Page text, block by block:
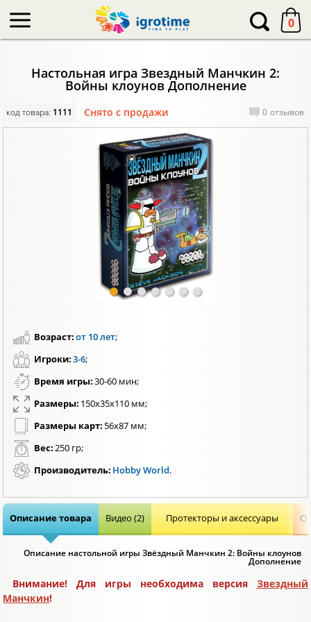
0
Настольная игра Звездный Манчкин 2:
Войны клоунов Дополнение
код товара: 1111 Снято с продажи 0 отзывов
Возраст:от 10 лет;
Игроки:3-6;
Время игры:30-60 мин;
Размеры: 150x35x110 мм;
Размеры карт: 56х87 мм;
Вес:250 гр;
Производитель: Hobby World.
Описание товара Видео (2) Протекторы и аксессуары
Описание настольной игры Звёздный Манчкин 2: Войны клоунов
Дополнение
Внимание! Для игры необходима версия Звездный
Манчкин!